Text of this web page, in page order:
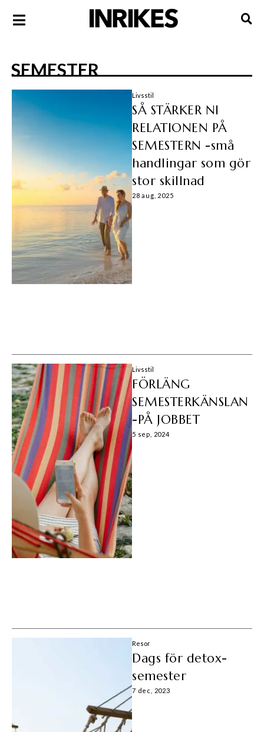
SEMESTER
Livsstil
SÅ STÄRKER NI
RELATIONEN PÅ
SEMESTERN -små
handlingar som gör
stor skillnad
28 aug, 2025
Livsstil
FÖRLÄNG
SEMESTERKÄNSLAN
-PÅ JOBBET
5 sep, 2024
Resor
Dags för detox-
semester
7 dec, 2023